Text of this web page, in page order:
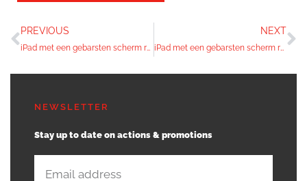
PREVIOUS
iPad met een gebarsten scherm reparatie
NEXT
iPad met een gebarsten scherm reparatie
NEWSLETTER
Stay up to date on actions & promotions